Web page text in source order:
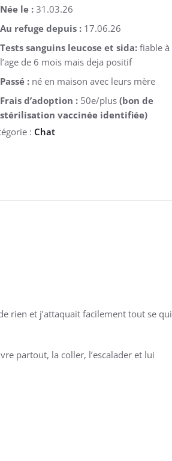
Née le :31.03.26
Au refuge depuis : 17.06.26
Tests sanguins leucose et sida:fiable à
l’age de 6 mois mais deja positif
Passé : né en maison avec leurs mère
Frais d’adoption : 50e/plus(bon de
stérilisation vaccinée identifiée)
: Chat
rien et j’attaquait facilement tout se qui
partout, la coller, l’escalader et lui